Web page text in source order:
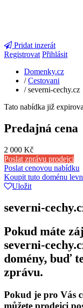
Pridat inzerát
Registrovat Přihlásit
Domenky.cz
/Cestovani
/severni-cechy.cz
Tato nabídka již
Predajná cena
2 000 Kč
Poslat zprávu prodejci
Poslat cenovou nabídku
Koupit tuto doménu
Uložit
severni-
Pokud máte
severni-
domény, buď
zprávu.
Pokud je pro Vás
můžete prodejci